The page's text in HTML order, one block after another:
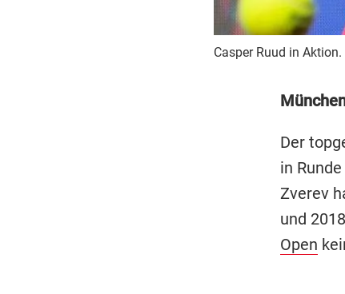
Casper Ruud in Aktion.
Der
in
Zverev
und
Open